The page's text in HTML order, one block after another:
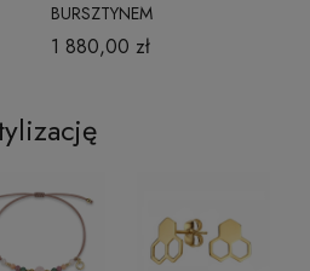
BURSZTYNEM
1 880,00 zł